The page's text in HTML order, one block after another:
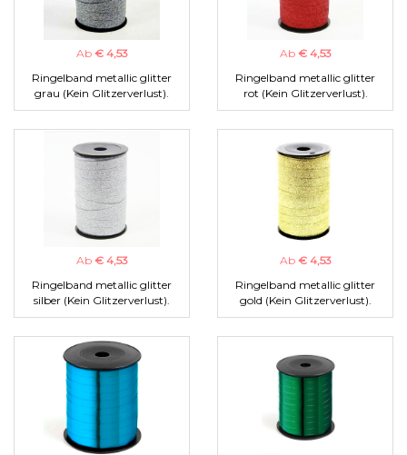
Ab € 4,53
Ringelband metallic glitter
grau (Kein Glitzerverlust).
Ab € 4,53
Ringelband metallic glitter
rot (Kein Glitzerverlust).
Ab € 4,53
Ringelband metallic glitter
silber (Kein Glitzerverlust).
Ab € 4,53
Ringelband metallic glitter
gold (Kein Glitzerverlust).